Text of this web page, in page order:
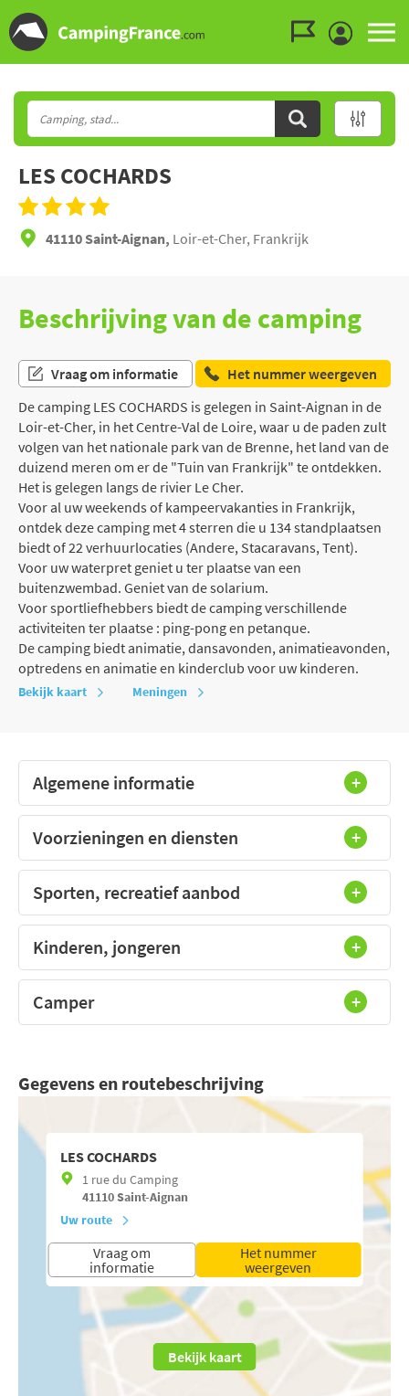
LES COCHARDS
41110 Saint-Aignan, Loir-et-Cher, Frankrijk
Beschrijving van de camping
Vraag om informatie
Het nummer weergeven
De camping LES COCHARDS is gelegen in Saint-Aignan in de
Loir-et-Cher, in het Centre-Val de Loire, waar u de paden zult
volgen van het nationale park van de Brenne, het land van de
duizend meren om er de "Tuin van Frankrijk" te ontdekken.
Het is gelegen langs de rivier Le Cher.
Voor al uw weekends of kampeervakanties in Frankrijk,
ontdek deze camping met 4 sterren die u 134 standplaatsen
biedt of 22 verhuurlocaties (Andere, Stacaravans, Tent).
Voor uw waterpret geniet u ter plaatse van een
buitenzwembad. Geniet van de solarium.
Voor sportliefhebbers biedt de camping verschillende
activiteiten ter plaatse : ping-pong en petanque.
De camping biedt animatie, dansavonden, animatieavonden,
optredens en animatie en kinderclub voor uw kinderen.
Bekijk kaart Meningen
Algemene informatie
Voorzieningen en diensten
Sporten, recreatief aanbod
Kinderen, jongeren
Camper
Gegevens en routebeschrijving
LES COCHARDS
1 rue du Camping
41110Saint-Aignan
Uw route
Vraag om
informatie
Het nummer
weergeven
Bekijk kaart